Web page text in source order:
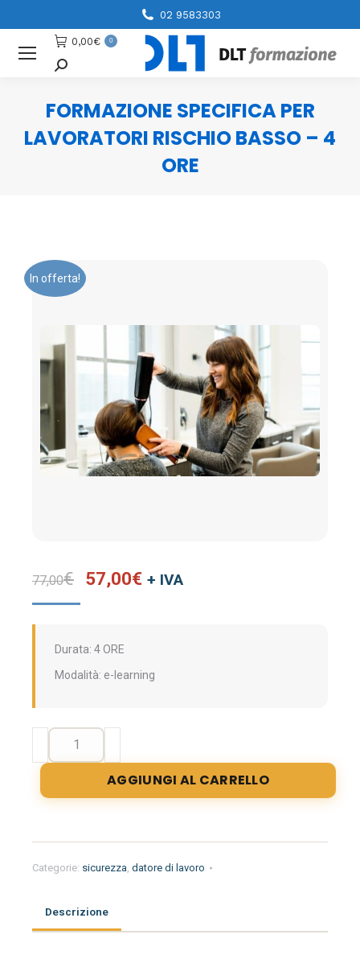
02 9583303
0,00€ 0
Cerca
FORMAZIONE SPECIFICA PER
LAVORATORI RISCHIO BASSO – 4
ORE
In offerta!
77,00€ Il
era:
77,00€.
57,00€ Il
57,00€.
+ IVA
Durata: 4 ORE
Modalità: e-learning
Formazione
Specifica
per
Lavoratori
-
AGGIUNGI AL CARRELLO
Categorie: sicurezza, datore di lavoro
Descrizione